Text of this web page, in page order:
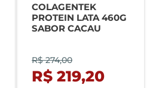
COLAGENTEK
PROTEIN LATA 460G
SABOR CACAU
R$ 274,00
R$ 219,20